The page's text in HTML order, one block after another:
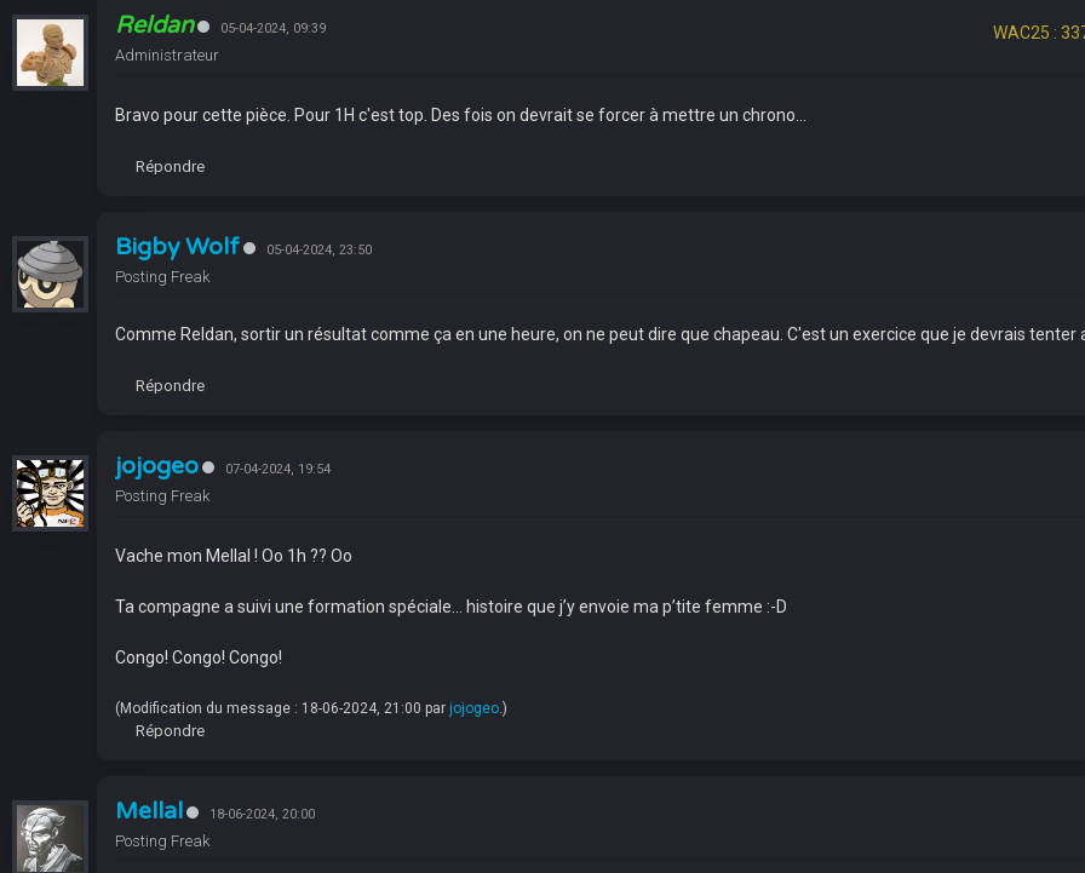
Reldan 05-04-2024, 09:39
Administrateur
WAC25 :
Bravo pour cette pièce. Pour 1H c'est top. Des fois on devrait se forcer à mettre un chrono...
Répondre
Bigby Wolf 05-04-2024, 23:50
Posting Freak
Comme Reldan, sortir un résultat comme ça en une heure, on ne peut dire que chapeau. C'est un exercice que je devrais tenter
Répondre
jojogeo 07-04-2024, 19:54
Posting Freak
Vache mon Mellal ! Oo 1h ?? Oo
Ta compagne a suivi une formation spéciale… histoire que j’y envoie ma p’tite femme :-D
Congo! Congo! Congo!
(Modification du message : 18-06-2024, 21:00 par jojogeo.)
Répondre
Mellal 18-06-2024, 20:00
Posting Freak